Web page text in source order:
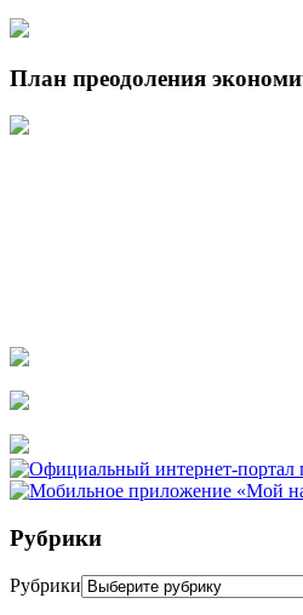
План преодоления
Рубрики
Рубрики